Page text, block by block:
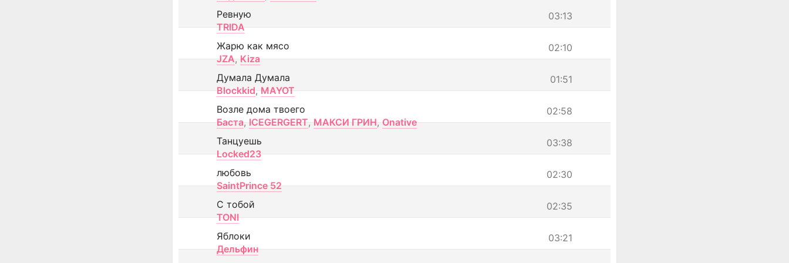
03:13
Ревную
TRIDA
02:10
Жарю как мясо
JZA, Kiza
01:51
Думала Думала
Blockkid, MAYOT
02:58
Возле дома твоего
Баста, ICEGERGERT, МАКСИ ГРИН, Onative
03:38
Танцуешь
Locked23
02:30
любовь
SaintPrince 52
02:35
С тобой
TONI
03:21
Яблоки
Дельфин